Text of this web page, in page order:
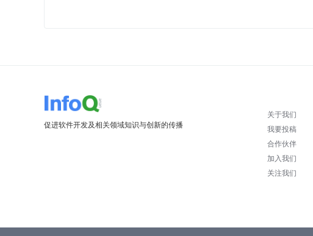
促进软件开发及相关领域知识与创新的传播
关于我们
我要投稿
合作伙伴
加入我们
关注我们